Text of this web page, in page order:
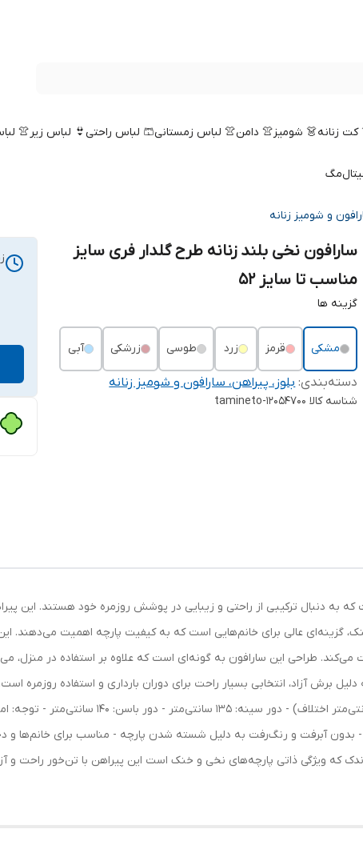
کت زنانه👗 شومیز👚 دامن👚 لباس زمستانی🩳 لباس راحتی👙 لباس زیر👚
مگ
و شومیز زنانه
سارافون نخی بلند زنانه طرح گلدار فری سایز
مناسب تا سایز 52
گزینه ها
مشکی قرمز زرد طوسی زرشکی آبی
دسته‌بندی:بلوز، پیراهن، سارافون و شومیز زنانه
شناسه کالا tamineto-12054700
که به دنبال ترکیبی از راحتی و زیبایی در پوشش روزمره خود هستند. این
گزینه‌ای عالی برای خانم‌هایی است که به کیفیت پارچه اهمیت
طراحی این سارافون به گونه‌ای است که علاوه بر استفاده در منزل،
دلیل برش آزاد، انتخابی بسیار راحت برای دوران بارداری و استفاده
کلیدی: - جنس 100 درصد نخی و باکیفیت - بدون آبرفت و رنگ‌رفت به دلیل شسته شدن پارچه - مناسب برای
ویژگی ذاتی پارچه‌های نخی و خنک است این پیراهن با تن‌خور راحت و